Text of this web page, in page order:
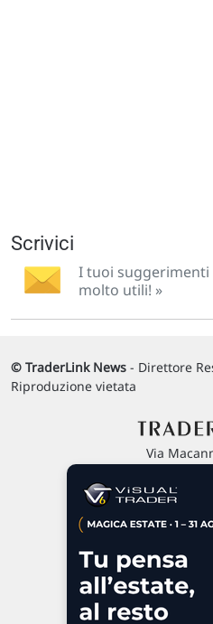
Scrivici
I tuoi
molto utili! »
© TraderLink News - Direttore
Riproduzione vietata
Via
P.IVA 02
Commenti e